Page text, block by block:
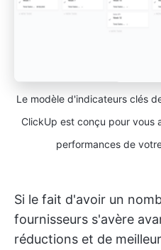
Le modèle d'indicateurs clés
ClickUp est conçu pour vous
performances de
Si le fait d'avoir un
fournisseurs s'avère
réductions et de